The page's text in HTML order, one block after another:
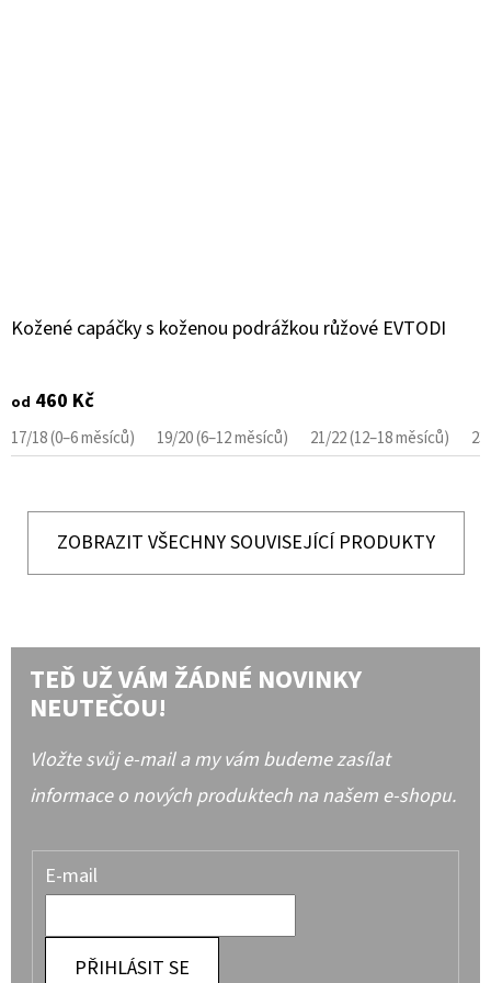
Kožené capáčky s koženou podrážkou růžové EVTODI
od 460 Kč
17/18 (0–6 měsíců) 19/20 (6–12 měsíců) 21/22 (12–18 měsíců)
ZOBRAZIT VŠECHNY SOUVISEJÍCÍ PRODUKTY
TEĎ UŽ VÁM ŽÁDNÉ NOVINKY
NEUTEČOU!
Vložte svůj e-mail a my vám budeme zasílat
informace o nových produktech na našem e-shopu.
E-mail
PŘIHLÁSIT SE